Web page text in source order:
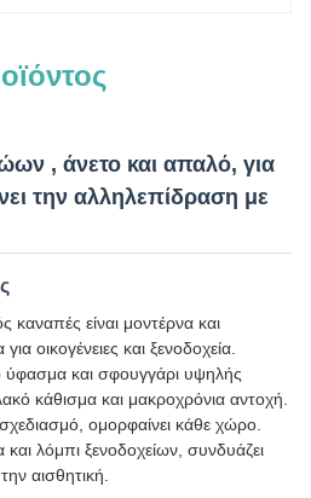
, άνετο και απαλό, για
την αλληλεπίδραση με
είναι μοντέρνα και
οικογένειες και ξενοδοχεία.
και σφουγγάρι υψηλής
κάθισμα και μακροχρόνια αντοχή.
ομορφαίνει κάθε χώρο.
και λόμπι ξενοδοχείων, συνδυάζει
αισθητική.